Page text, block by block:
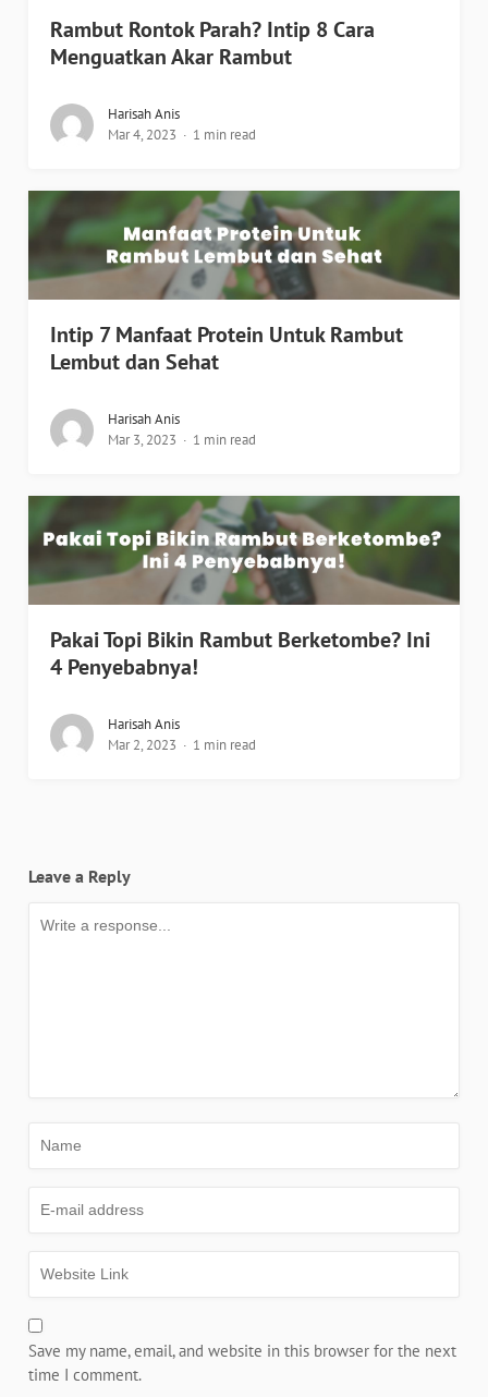
Rambut Rontok Parah? Intip 8 Cara
Menguatkan Akar Rambut
Harisah Anis
Mar 4, 2023
1 min read
Intip 7 Manfaat Protein Untuk Rambut
Lembut dan Sehat
Harisah Anis
Mar 3, 2023
1 min read
Pakai Topi Bikin Rambut Berketombe? Ini
4 Penyebabnya!
Harisah Anis
Mar 2, 2023
1 min read
Leave a Reply
Save my name, email, and website in this browser for the next
time I comment.